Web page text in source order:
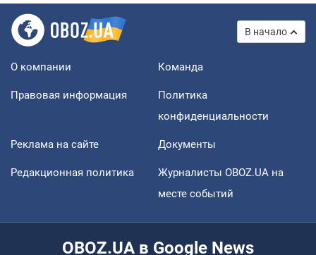
В начало
О компании Команда
Правовая информация
Политика
конфиденциальности
Реклама на сайте Документы
Редакционная политика
Журналисты OBOZ.UA на
месте событий
OBOZ.UA в Google News